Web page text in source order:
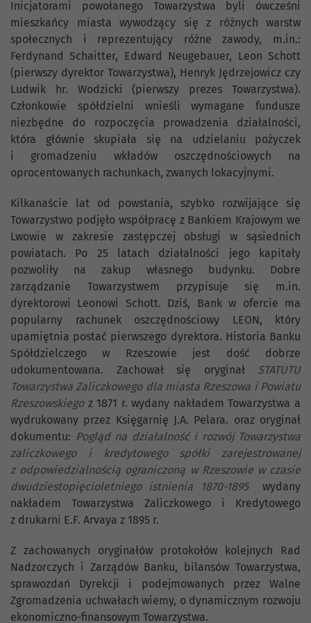
Inicjatorami powołanego Towarzystwa byli ówcześni
mieszkańcy miasta wywodzący się z różnych warstw
społecznych i reprezentujący różne zawody, m.in.:
Ferdynand Schaitter, Edward Neugebauer, Leon Schott
(pierwszy dyrektor Towarzystwa), Henryk Jędrzejowicz czy
Ludwik hr. Wodzicki (pierwszy prezes Towarzystwa).
Członkowie spółdzielni wnieśli wymagane fundusze
niezbędne do rozpoczęcia prowadzenia działalności,
która głównie skupiała się na udzielaniu pożyczek
i gromadzeniu wkładów oszczędnościowych na
oprocentowanych rachunkach, zwanych lokacyjnymi.
Kilkanaście lat od powstania, szybko rozwijające się
Towarzystwo podjęło współpracę z Bankiem Krajowym we
Lwowie w zakresie zastępczej obsługi w sąsiednich
powiatach. Po 25 latach działalności jego kapitały
pozwoliły na zakup własnego budynku. Dobre
zarządzanie Towarzystwem przypisuje się m.in.
dyrektorowi Leonowi Schott. Dziś, Bank w ofercie ma
popularny rachunek oszczędnościowy LEON, który
upamiętnia postać pierwszego dyrektora. Historia Banku
Spółdzielczego w Rzeszowie jest dość dobrze
udokumentowana. Zachował się oryginał STATUTU
Towarzystwa Zaliczkowego dla miasta Rzeszowa i Powiatu
Rzeszowskiego z 1871 r. wydany nakładem Towarzystwa a
wydrukowany przez Księgarnię J.A. Pelara. oraz oryginał
dokumentu: Pogląd na działalność i rozwój Towarzystwa
zaliczkowego i kredytowego spółki zarejestrowanej
z odpowiedzialnością ograniczoną w Rzeszowie w czasie
dwudziestopięcioletniego istnienia 1870-1895
wydany
nakładem Towarzystwa Zaliczkowego i Kredytowego
z drukarni E.F. Arvaya z 1895 r.
Z zachowanych oryginałów protokołów kolejnych Rad
Nadzorczych i Zarządów Banku, bilansów Towarzystwa,
sprawozdań Dyrekcji i podejmowanych przez Walne
Zgromadzenia uchwałach wiemy, o dynamicznym rozwoju
ekonomiczno-finansowym Towarzystwa.